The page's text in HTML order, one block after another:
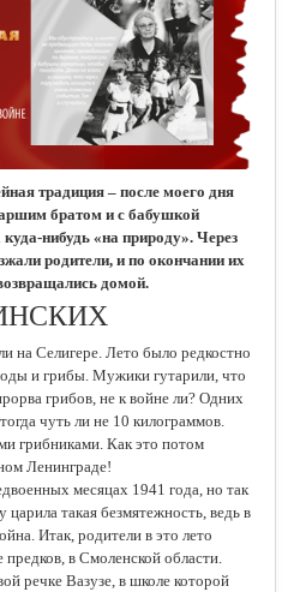
традиция – после моего дня
братом и с бабушкой
нибудь «на природу». Через
родители, и по окончании их
домой.
на Селигере. Лето было редкостно
и грибы. Мужики гутарили, что
грибов, не к войне ли? Одних
чуть ли не 10 килограммов.
грибниками. Как это потом
Ленинграде!
месяцах 1941 года, но так
такая безмятежность, ведь в
Итак, родители в это лето
в Смоленской области.
речке Вазузе, в школе которой